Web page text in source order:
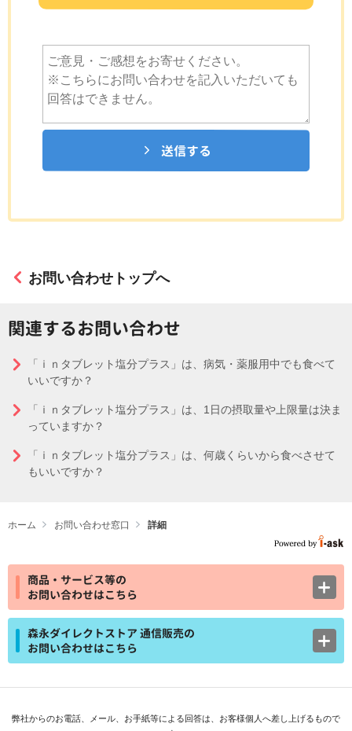
送信する
お問い合わせトップへ
関連するお問い合わせ
「ｉｎタブレット塩分プラス」は、病気・薬服用中でも食べて
いいですか？
「ｉｎタブレット塩分プラス」は、1日の摂取量や上限量は決ま
っていますか？
「ｉｎタブレット塩分プラス」は、何歳くらいから食べさせて
もいいですか？
ホーム お問い合わせ窓口 詳細
商品・サービス等の
お問い合わせはこちら
森永ダイレクトストア 通信販売の
お問い合わせはこちら
弊社からのお電話、メール、お手紙等による回答は、お客様個人へ差し上げるもので